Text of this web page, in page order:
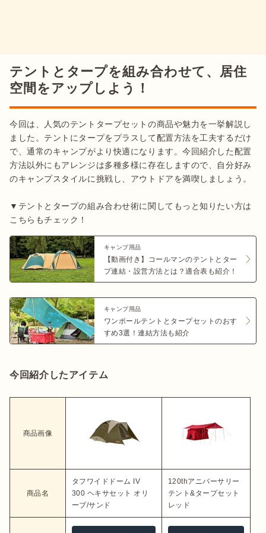
テントとタープを組み合わせて、居住
空間をアップしよう！
今回は、人気のテントタープセットの商品や魅力を一挙解説し
ました。テントにタープをプラスして配置方法を工夫するだけ
で、通常のキャンプがより快適になります。今回紹介した配置
方法以外にもアレンジは多種多様に存在しますので、自分好み
のキャンプスタイルに挑戦し、アウトドアを満喫しましょう。
▼テントとタープの組み合わせ術に関してもっと知りたい方は
こちらもチェック！
キャンプ用品
【動画付き】コールマンのテントとター
プ連結・設営方法とは？適合表も紹介！
キャンプ用品
ワンポールテントとタープセットのおす
すめ3選！連結方法も紹介
今回紹介したアイテム
商品画像
商品名
タフワイドドーム IV
300 ヘキサセット オリ
ーブ/サンド
120thアニバーサリー
テント&タープセット
レッド